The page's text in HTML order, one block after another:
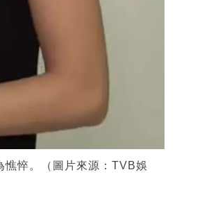
憔悴。（圖片來源：TVB娛